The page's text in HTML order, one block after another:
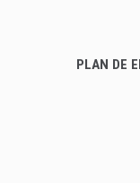
PLAN DE